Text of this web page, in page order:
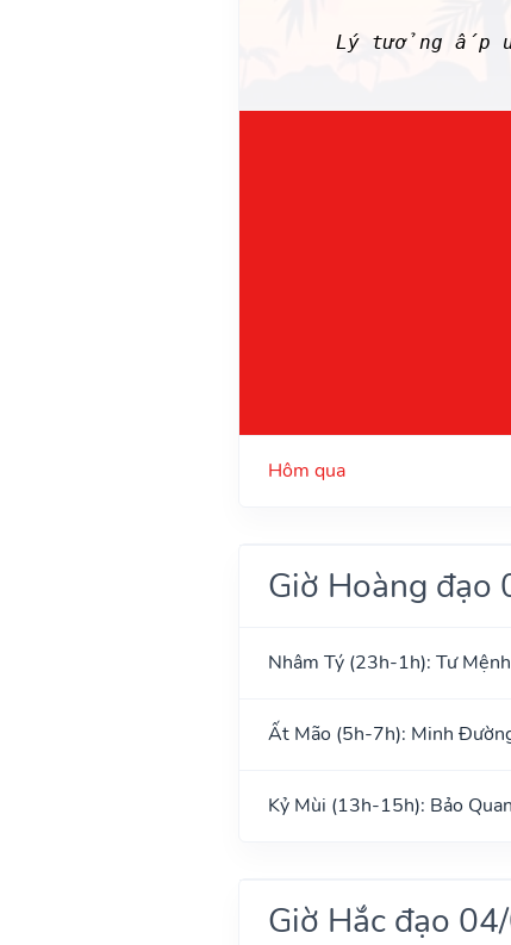
Lý tưởng ấp
Hôm qua
Giờ Hoàng
Nhâm Tý (23h-1h): Tư Mệnh
Ất Mão (5h-7h): Minh
Kỷ Mùi (13h-15h): Bảo
Giờ Hắc đạo